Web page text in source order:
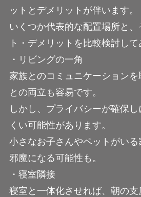
ットとデメリットが伴います。
いくつか代表的な配置場所と
ト・デメリットを比較検討して
・リビングの一角
家族とのコミュニケーション
との両立も容易です。
しかし、プライバシーが確保
くい可能性があります。
小さなお子さんやペットがい
邪魔になる可能性も。
・寝室隣接
寝室と一体化させれば、朝の